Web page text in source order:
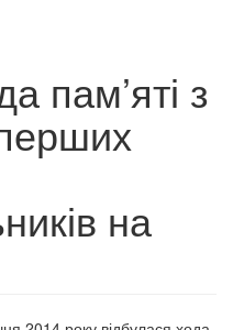
пам’яті з
на